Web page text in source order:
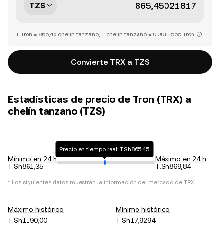
TZS
1 Tron = 865,45 chelín tanzano, 1 chelín tanzano = 0,0011555 Tron
Convierte TRX a TZS
Estadísticas de precio de Tron (TRX) a
chelín tanzano (TZS)
Mínimo en 24 h
T.Sh861,35
Precio en tiempo real: T.Sh865,45
Máximo en 24 h
T.Sh869,84
* Los siguientes datos muestran la información del mercado de TRX.
Máximo histórico
T.Sh1190,00
Mínimo histórico
T.Sh17,9294